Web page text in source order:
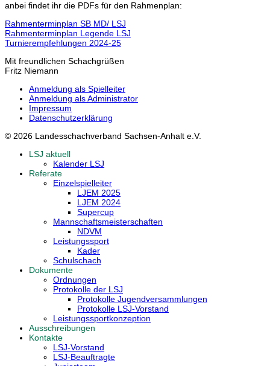
anbei findet ihr die PDFs für den Rahmenplan:
Rahmenterminplan SB MD/ LSJ
Rahmenterminplan Legende LSJ
Turnierempfehlungen 2024-25
Mit freundlichen Schachgrüßen
Fritz Niemann
Anmeldung als Spielleiter
Anmeldung als Administrator
Impressum
Datenschutzerklärung
© 2026 Landesschachverband Sachsen-Anhalt e.V.
LSJ aktuell
Kalender LSJ
Referate
Einzelspielleiter
LJEM 2025
LJEM 2024
Supercup
Mannschaftsmeisterschaften
NDVM
Leistungssport
Kader
Schulschach
Dokumente
Ordnungen
Protokolle der LSJ
Protokolle Jugendversammlungen
Protokolle LSJ-Vorstand
Leistungssportkonzeption
Ausschreibungen
Kontakte
LSJ-Vorstand
LSJ-Beauftragte